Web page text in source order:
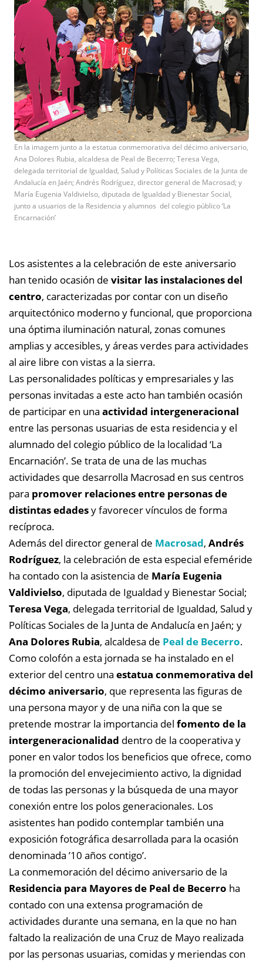
En la imagem junto a la estatua conmemorativa del décimo aniversario,
Ana Dolores Rubia, alcaldesa de Peal de Becerro; Teresa Vega,
delegada territorial de Igualdad, Salud y Políticas Sociales de la Junta de
Andalucía en Jaén; Andrés Rodríguez, director general de Macrosad; y
María Eugenia Valdivielso, diputada de Igualdad y Bienestar Social,
junto a usuarios de la Residencia y alumnos del colegio público ‘La
Encarnación’
Los asistentes a la celebración de este aniversario
han tenido ocasión de visitar las instalaciones del
centro, caracterizadas por contar con un diseño
arquitectónico moderno y funcional, que proporciona
una óptima iluminación natural, zonas comunes
amplias y accesibles, y áreas verdes para actividades
al aire libre con vistas a la sierra.
Las personalidades políticas y empresariales y las
personas invitadas a este acto han también ocasión
de participar en una actividad intergeneracional
entre las personas usuarias de esta residencia y el
alumnado del colegio público de la localidad ‘La
Encarnación’. Se trata de una de las muchas
actividades que desarrolla Macrosad en sus centros
para promover relaciones entre personas de
distintas edadesy favorecer vínculos de forma
recíproca.
Además del director general de Macrosad, Andrés
Rodríguez, la celebración de esta especial efeméride
ha contado con la asistencia de María Eugenia
Valdivielso, diputada de Igualdad y Bienestar Social;
Teresa Vega, delegada territorial de Igualdad, Salud y
Políticas Sociales de la Junta de Andalucía en Jaén; y
Ana Dolores Rubia, alcaldesa de Peal de Becerro.
Como colofón a esta jornada se ha instalado en el
exterior del centro una estatua conmemorativa del
décimo aniversario, que representa las figuras de
una persona mayor y de una niña con la que se
pretende mostrar la importancia del fomento de la
intergeneracionalidad dentro de la cooperativa y
poner en valor todos los beneficios que ofrece, como
la promoción del envejecimiento activo, la dignidad
de todas las personas y la búsqueda de una mayor
conexión entre los polos generacionales. Los
asistentes han podido contemplar también una
exposición fotográfica desarrollada para la ocasión
denominada ’10 años contigo’.
La conmemoración del décimo aniversario de la
Residencia para Mayores de Peal de Becerro ha
contado con una extensa programación de
actividades durante una semana, en la que no han
faltado la realización de una Cruz de Mayo realizada
por las personas usuarias, comidas y meriendas con